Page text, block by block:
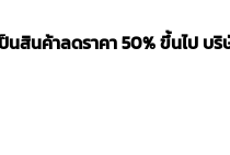
นสินค้าลดราคา 50% ขึ้นไป บ